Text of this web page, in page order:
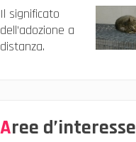
Il significato
dell’adozione a
distanza.
Aree d’interesse